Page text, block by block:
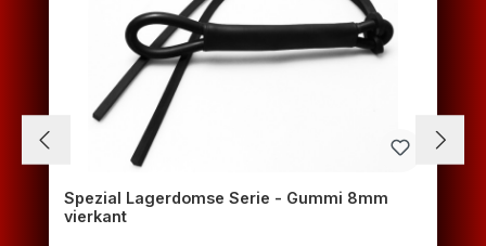
Spezial Lagerdomse Serie - Gummi 8mm
vierkant